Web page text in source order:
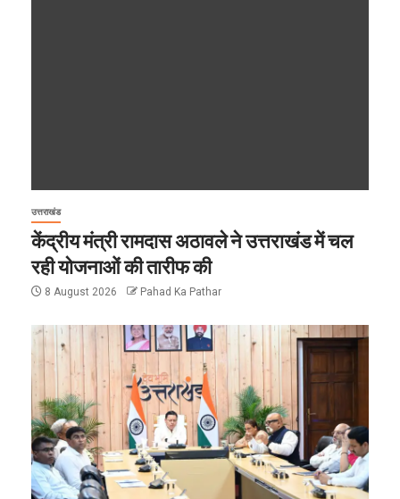
उत्तराखंड
केंद्रीय मंत्री रामदास अठावले ने उत्तराखंड में चल
रही योजनाओं की तारीफ की
8 August 2026 Pahad Ka Pathar